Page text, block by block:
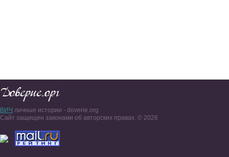
ВИЧ личные истории - doverie.org
Сайт защищен законами об авторских правах. © 2026